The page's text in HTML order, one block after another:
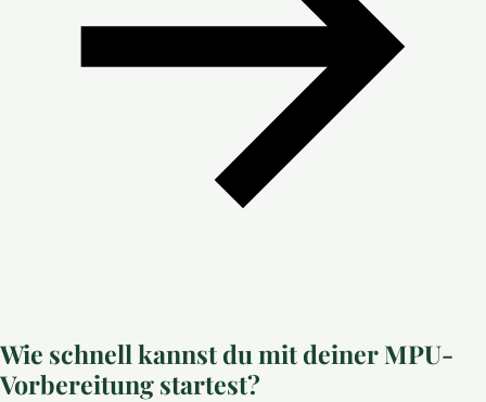
Wie schnell kannst du mit deiner MPU-
Vorbereitung startest?